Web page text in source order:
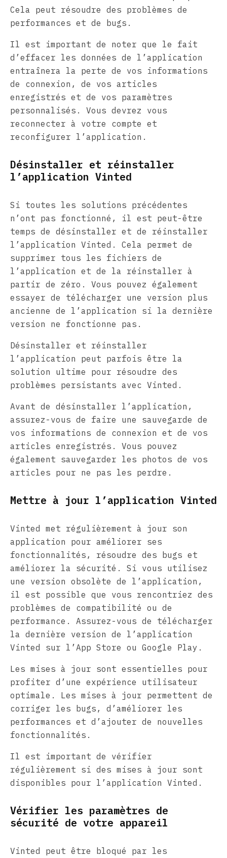
Cela peut résoudre des problèmes de
performances et de bugs.
Il est important de noter que le fait
d’effacer les données de l’application
entraînera la perte de vos informations
de connexion, de vos articles
enregistrés et de vos paramètres
personnalisés. Vous devrez vous
reconnecter à votre compte et
reconfigurer l’application.
Désinstaller et réinstaller
l’application Vinted
Si toutes les solutions précédentes
n’ont pas fonctionné, il est peut-être
temps de désinstaller et de réinstaller
l’application Vinted. Cela permet de
supprimer tous les fichiers de
l’application et de la réinstaller à
partir de zéro. Vous pouvez également
essayer de télécharger une version plus
ancienne de l’application si la dernière
version ne fonctionne pas.
Désinstaller et réinstaller
l’application peut parfois être la
solution ultime pour résoudre des
problèmes persistants avec Vinted.
Avant de désinstaller l’application,
assurez-vous de faire une sauvegarde de
vos informations de connexion et de vos
articles enregistrés. Vous pouvez
également sauvegarder les photos de vos
articles pour ne pas les perdre.
Mettre à jour l’application Vinted
Vinted met régulièrement à jour son
application pour améliorer ses
fonctionnalités, résoudre des bugs et
améliorer la sécurité. Si vous utilisez
une version obsolète de l’application,
il est possible que vous rencontriez des
problèmes de compatibilité ou de
performance. Assurez-vous de télécharger
la dernière version de l’application
Vinted sur l’App Store ou Google Play.
Les mises à jour sont essentielles pour
profiter d’une expérience utilisateur
optimale. Les mises à jour permettent de
corriger les bugs, d’améliorer les
performances et d’ajouter de nouvelles
fonctionnalités.
Il est important de vérifier
régulièrement si des mises à jour sont
disponibles pour l’application Vinted.
Vérifier les paramètres de
sécurité de votre appareil
Vinted peut être bloqué par les